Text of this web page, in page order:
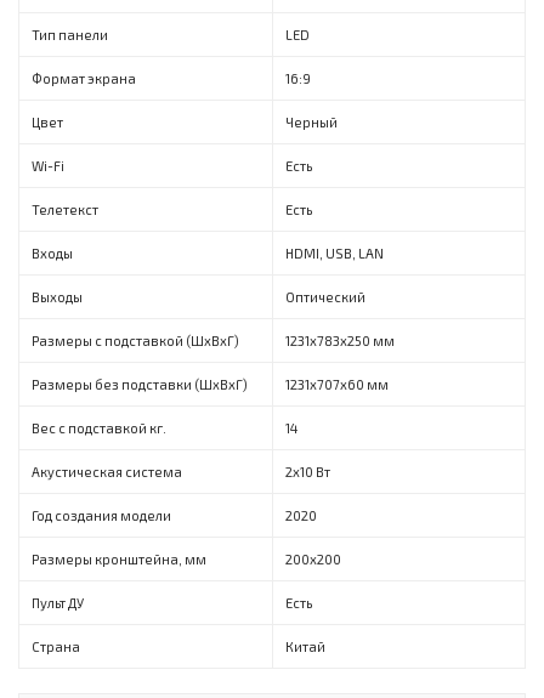
Тип панели LED
Формат экрана 16:9
Цвет Черный
Wi-Fi Есть
Телетекст Есть
Входы HDMI, USB, LAN
Выходы Оптический
Размеры с подставкой (ШxВxГ) 1231x783x250 мм
Размеры без подставки (ШxВxГ) 1231x707x60 мм
Вес с подставкой кг. 14
Акустическая система 2x10 Вт
Год создания модели 2020
Размеры кронштейна, мм 200х200
Пульт ДУ Есть
Страна Китай